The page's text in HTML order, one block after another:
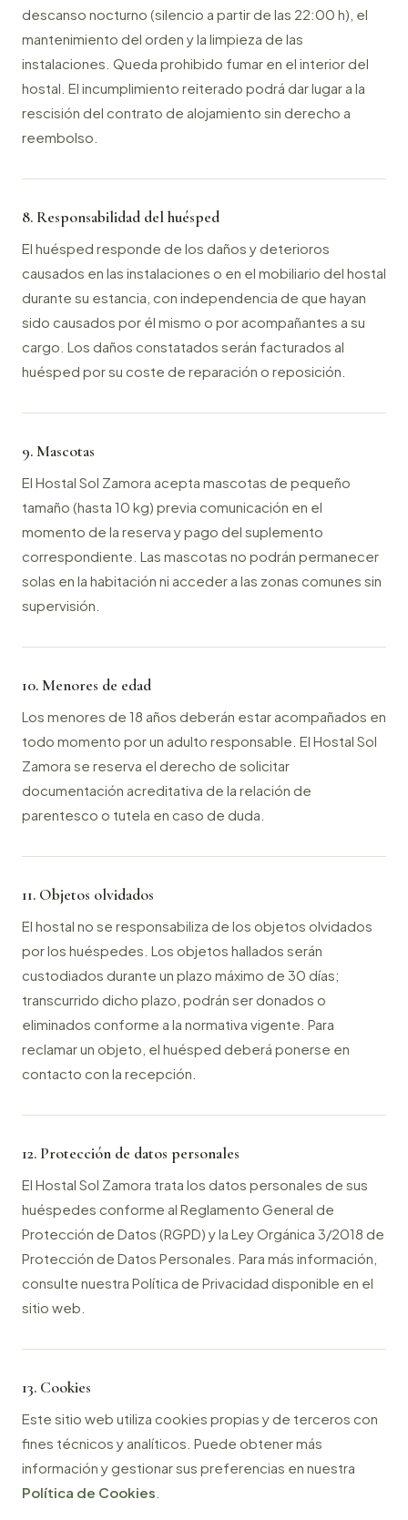
descanso nocturno (silencio a partir de las 22:00 h), el
mantenimiento del orden y la limpieza de las
instalaciones. Queda prohibido fumar en el interior del
hostal. El incumplimiento reiterado podrá dar lugar a la
rescisión del contrato de alojamiento sin derecho a
reembolso.
8. Responsabilidad del huésped
El huésped responde de los daños y deterioros
causados en las instalaciones o en el mobiliario del hostal
durante su estancia, con independencia de que hayan
sido causados por él mismo o por acompañantes a su
cargo. Los daños constatados serán facturados al
huésped por su coste de reparación o reposición.
9. Mascotas
El Hostal Sol Zamora acepta mascotas de pequeño
tamaño (hasta 10 kg) previa comunicación en el
momento de la reserva y pago del suplemento
correspondiente. Las mascotas no podrán permanecer
solas en la habitación ni acceder a las zonas comunes sin
supervisión.
10. Menores de edad
Los menores de 18 años deberán estar acompañados en
todo momento por un adulto responsable. El Hostal Sol
Zamora se reserva el derecho de solicitar
documentación acreditativa de la relación de
parentesco o tutela en caso de duda.
11. Objetos olvidados
El hostal no se responsabiliza de los objetos olvidados
por los huéspedes. Los objetos hallados serán
custodiados durante un plazo máximo de 30 días;
transcurrido dicho plazo, podrán ser donados o
eliminados conforme a la normativa vigente. Para
reclamar un objeto, el huésped deberá ponerse en
contacto con la recepción.
12. Protección de datos personales
El Hostal Sol Zamora trata los datos personales de sus
huéspedes conforme al Reglamento General de
Protección de Datos (RGPD) y la Ley Orgánica 3/2018 de
Protección de Datos Personales. Para más información,
consulte nuestra Política de Privacidad disponible en el
sitio web.
13. Cookies
Este sitio web utiliza cookies propias y de terceros con
fines técnicos y analíticos. Puede obtener más
información y gestionar sus preferencias en nuestra
Política de Cookies